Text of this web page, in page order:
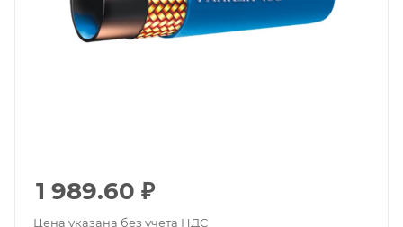
1 989.60 ₽
Цена указана без учета НДС